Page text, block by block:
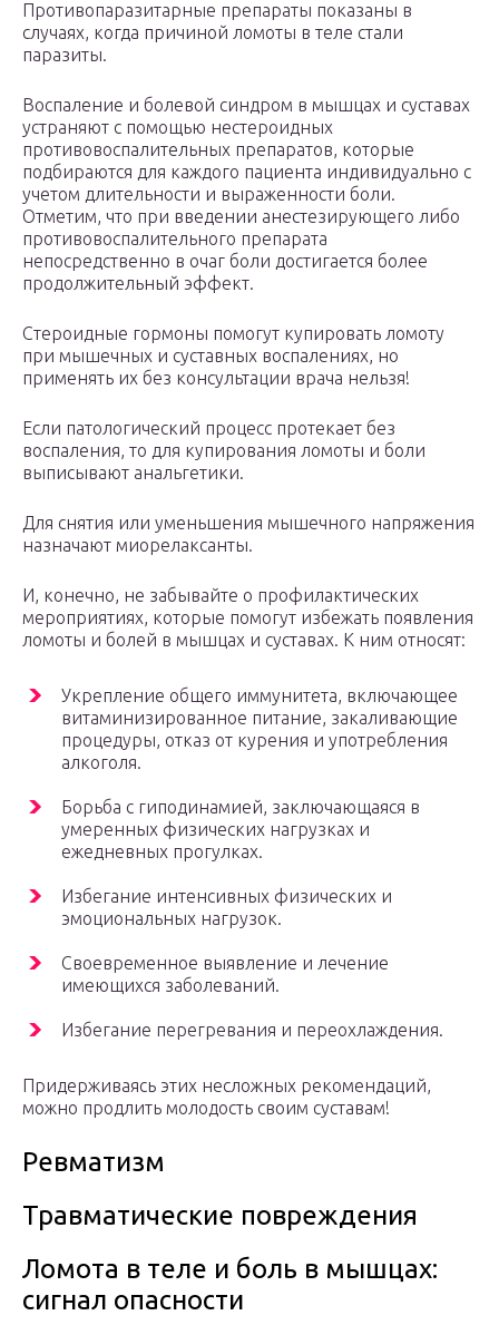
Противопаразитарные препараты показаны в
случаях, когда причиной ломоты в теле стали
паразиты.
Воспаление и болевой синдром в мышцах и суставах
устраняют с помощью нестероидных
противовоспалительных препаратов, которые
подбираются для каждого пациента индивидуально с
учетом длительности и выраженности боли.
Отметим, что при введении анестезирующего либо
противовоспалительного препарата
непосредственно в очаг боли достигается более
продолжительный эффект.
Стероидные гормоны помогут купировать ломоту
при мышечных и суставных воспалениях, но
применять их без консультации врача нельзя!
Если патологический процесс протекает без
воспаления, то для купирования ломоты и боли
выписывают анальгетики.
Для снятия или уменьшения мышечного напряжения
назначают миорелаксанты.
И, конечно, не забывайте о профилактических
мероприятиях, которые помогут избежать появления
ломоты и болей в мышцах и суставах. К ним относят:
Укрепление общего иммунитета, включающее
витаминизированное питание, закаливающие
процедуры, отказ от курения и употребления
алкоголя.
Борьба с гиподинамией, заключающаяся в
умеренных физических нагрузках и
ежедневных прогулках.
Избегание интенсивных физических и
эмоциональных нагрузок.
Своевременное выявление и лечение
имеющихся заболеваний.
Избегание перегревания и переохлаждения.
Придерживаясь этих несложных рекомендаций,
можно продлить молодость своим суставам!
Ревматизм
Травматические повреждения
Ломота в теле и боль в мышцах:
сигнал опасности